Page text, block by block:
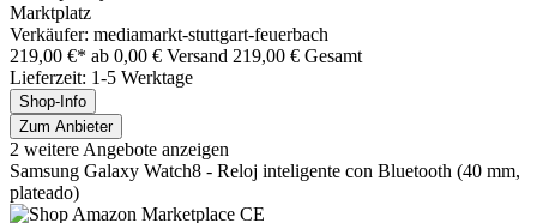
Marktplatz
Verkäufer: mediamarkt-stuttgart-feuerbach
219,00 €* ab 0,00 € Versand 219,00 € Gesamt
Lieferzeit: 1-5 Werktage
Shop-Info
Zum Anbieter
2 weitere Angebote anzeigen
Samsung Galaxy Watch8 - Reloj inteligente con Bluetooth (40 mm,
plateado)